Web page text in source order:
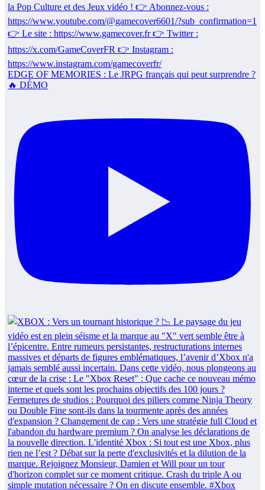
EDGE OF MEMORIES : Le JRPG français qui peut surprendre ?
🔥 DÉMO